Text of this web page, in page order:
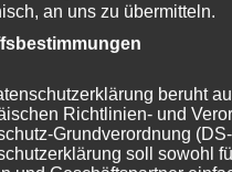
ist in wenigen Schritten
an uns zu übermitteln.
beruht
Richtlinien- und
Grundverordnung
soll sowohl